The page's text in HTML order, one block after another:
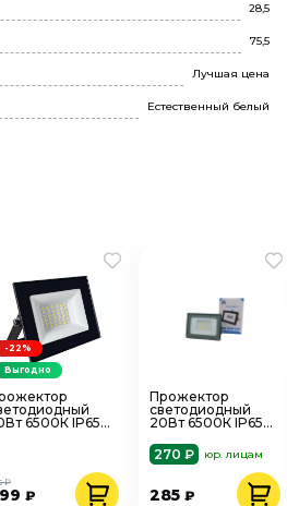
28,5
75,5
Лучшая цена
Естественный белый
6500К IP65
₽
₽
-22%
Выгодно
Прожектор
светодиодный
20Вт 6500К IP65
1208265
270 ₽ юр. лицам
285 ₽